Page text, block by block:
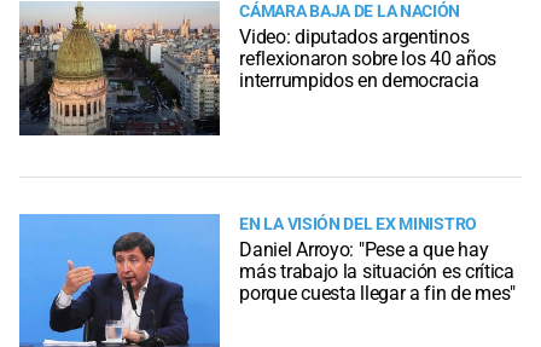
CÁMARA BAJA DE LA NACIÓN
Video: diputados argentinos
reflexionaron sobre los 40 años
interrumpidos en democracia
EN LA VISIÓN DEL EX MINISTRO
Daniel Arroyo: "Pese a que hay
más trabajo la situación es crítica
porque cuesta llegar a fin de mes"